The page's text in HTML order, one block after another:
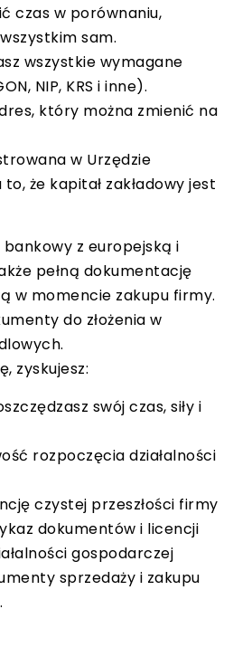
czas w porównaniu,
sam.
wszystkie wymagane
NIP, KRS i inne).
który można zmienić na
w Urzędzie
że kapitał zakładowy jest
z europejską i
pełną dokumentację
w momencie zakupu firmy.
do złożenia w
zyskujesz:
swój czas, siły i
rozpoczęcia działalności
czystej przeszłości firmy
dokumentów i licencji
gospodarczej
sprzedaży i zakupu